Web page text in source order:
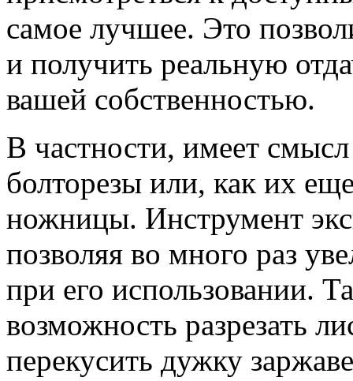
самое лучшее. Это
и получить реальную
вашей собственностью.
В частности, имеет
болторезы или, как их
ножницы. Инструмент
позволяя во много раз
при его использовании.
возможность разрезать
перекусить дужку